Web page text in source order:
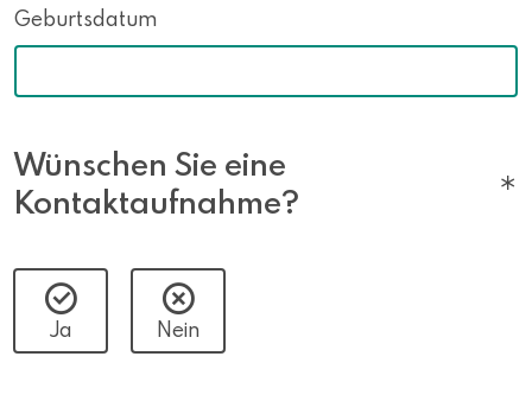
Geburtsdatum
Wünschen Sie eine
Kontaktaufnahme?
Ja Nein